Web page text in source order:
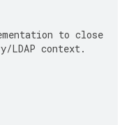
to close
/LDAP context.